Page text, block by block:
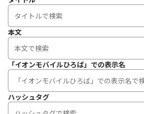
本文
「イオンモバイルひろば」での表示名
ハッシュタグ